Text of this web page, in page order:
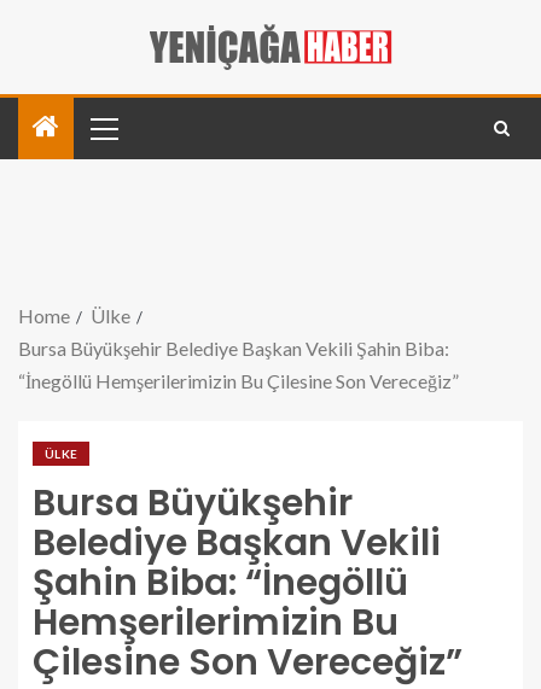
Home
Ülke
Bursa Büyükşehir Belediye Başkan Vekili Şahin Biba:
“İnegöllü Hemşerilerimizin Bu Çilesine Son Vereceğiz”
ÜLKE
Bursa Büyükşehir
Belediye Başkan Vekili
Şahin Biba: “İnegöllü
Hemşerilerimizin Bu
Çilesine Son Vereceğiz”